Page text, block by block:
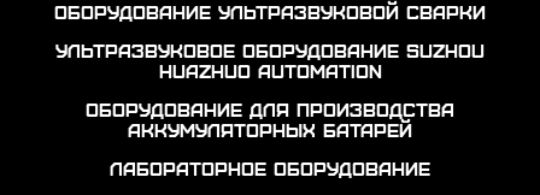
Оборудование ультразвуковой сварки
Ультразвуковое оборудование Suzhou
Huazhuo automation
Оборудование для производства
аккумуляторных батарей
Лабораторное оборудование